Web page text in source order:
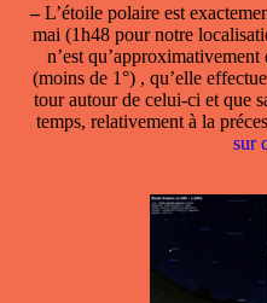
–L’étoile polaire est
mai (1h48 pour notre
n’est
(moins de 1°) , qu’elle
tour autour de celui-ci et que
temps, relativement à la
sur